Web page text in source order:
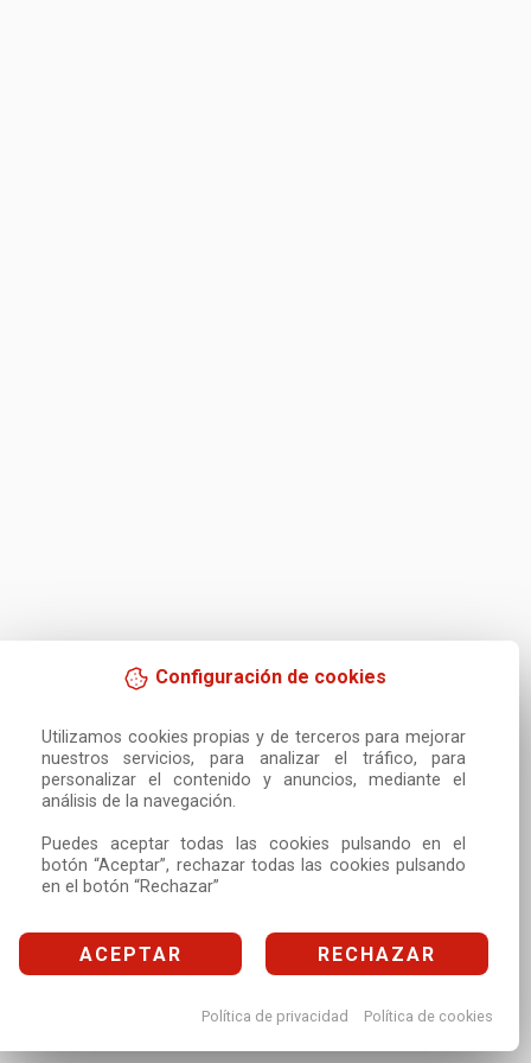
Configuración de cookies
Utilizamos cookies propias y de terceros para mejorar
nuestros servicios, para analizar el tráfico, para
personalizar el contenido y anuncios, mediante el
análisis de la navegación.
Puedes aceptar todas las cookies pulsando en el
botón “Aceptar”, rechazar todas las cookies pulsando
en el botón “Rechazar”
ACEPTAR RECHAZAR
Política de privacidad Política de cookies